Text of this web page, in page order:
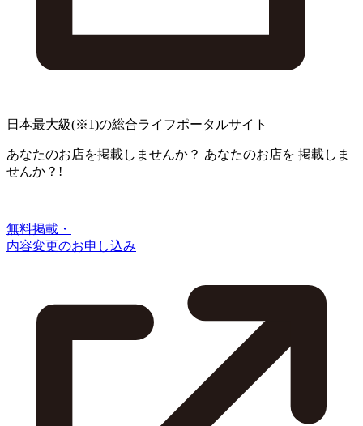
日本最大級(※1)の総合ライフポータルサイト
あなたのお店を掲載しませんか？ あなたのお店を 掲載しま
せんか？!
無料掲載・
内容変更のお申し込み